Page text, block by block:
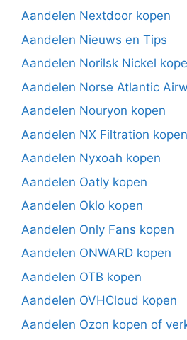
Aandelen Nextdoor kopen
Aandelen Nieuws en Tips
Aandelen Norilsk Nickel
Aandelen Norse Atlantic
Aandelen Nouryon kopen
Aandelen NX Filtration kopen
Aandelen Nyxoah kopen
Aandelen Oatly kopen
Aandelen Oklo kopen
Aandelen Only Fans kopen
Aandelen ONWARD kopen
Aandelen OTB kopen
Aandelen OVHCloud kopen
Aandelen Ozon kopen of